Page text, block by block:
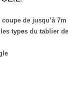
de jusqu’à
types du tablier